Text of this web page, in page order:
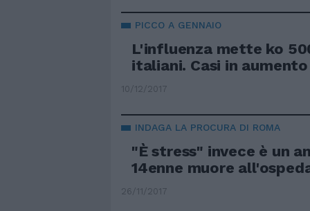
PICCO A GENNAIO
L'influenza mette ko
italiani. Casi in
10/12/2017
INDAGA LA PROCURA DI ROMA
"È stress" invece è un
14enne muore
26/11/2017